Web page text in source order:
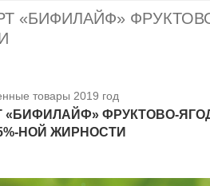
«БИФИЛАЙФ»
товары 2019 год
«БИФИЛАЙФ» ФРУКТОВО-
НОЙ ЖИРНОСТИ